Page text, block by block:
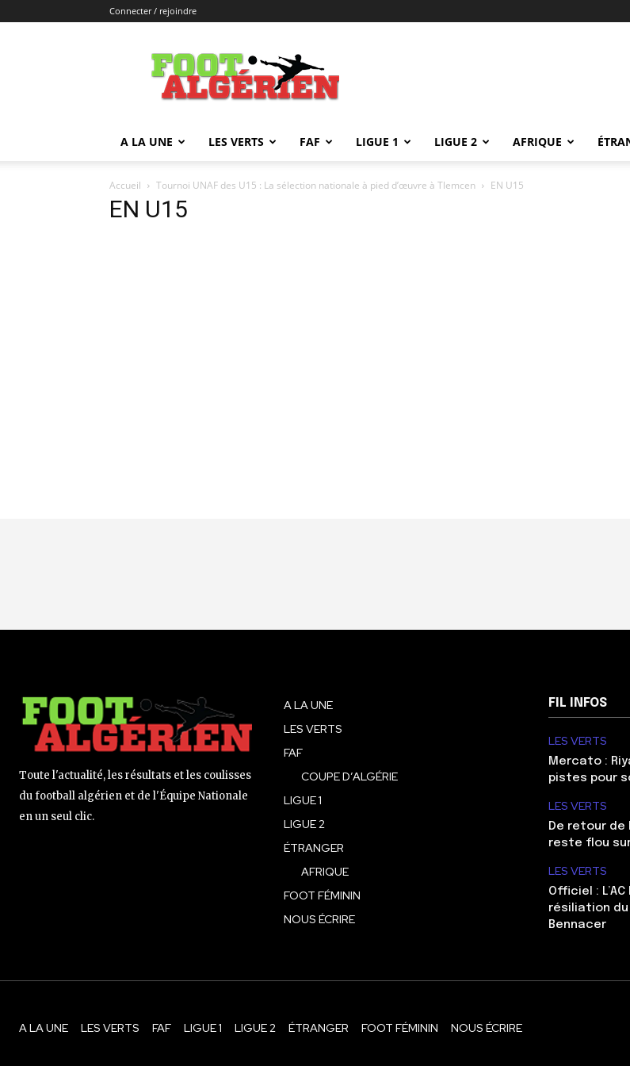
Connecter / rejoindre
FOOTALGERIEN
A LA UNE LES VERTS FAF LIGUE 1 LIGUE 2 AFRIQUE
Accueil Tournoi UNAF des U15 : La sélection nationale à pied d’œuvre à Tlemcen EN U15
EN U15
Toute l'actualité, les résultats et les coulisses
du football algérien et de l'Équipe Nationale
en un seul clic.
A LA UNE
LES VERTS
FAF
COUPE D’ALGÉRIE
LIGUE 1
LIGUE 2
ÉTRANGER
AFRIQUE
FOOT FÉMININ
NOUS ÉCRIRE
FIL INFOS
LES VERTS
Mercato :
pistes pour
LES VERTS
De retour de
reste flou
LES VERTS
Officiel :
résiliation du
Bennacer
A LA UNE LES VERTS FAF LIGUE 1 LIGUE 2 ÉTRANGER FOOT FÉMININ NOUS ÉCRIRE